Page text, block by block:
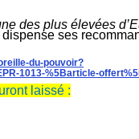
des plus élevées
ses
du-pouvoir?
1013-%5Barticle-
laissé :